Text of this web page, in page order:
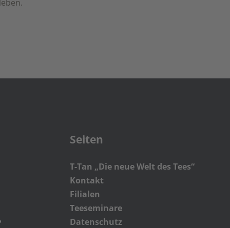
Seiten
T-Tan „Die neue Welt des Tees“
Kontakt
Filialen
Teeseminare
Datenschutz